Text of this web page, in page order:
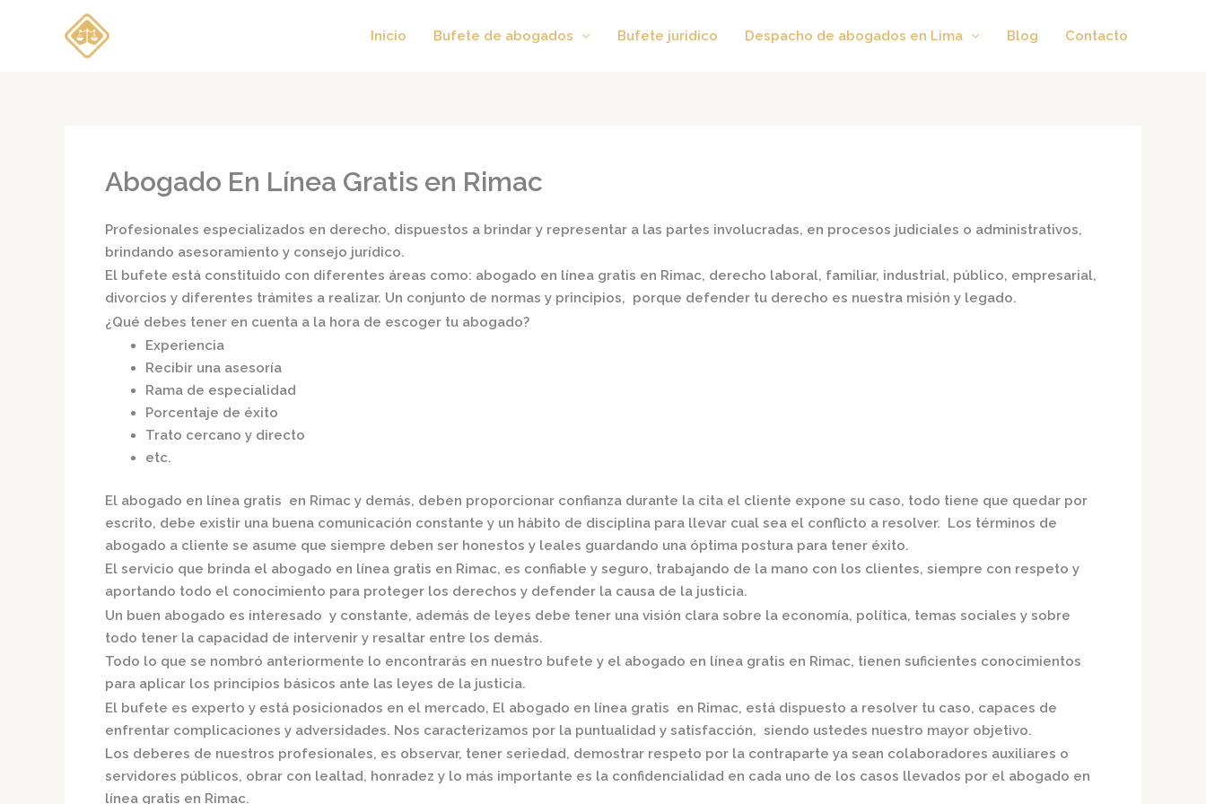
Inicio Bufete de abogados Bufete juridico Despacho de abogados en Lima Blog Contacto
Abogado En Línea Gratis en Rimac
Profesionales especializados en derecho, dispuestos a brindar y representar a las partes involucradas, en procesos judiciales o administrativos,
brindando asesoramiento y consejo jurídico.
El bufete está constituido con diferentes áreas como: abogado en línea gratis en Rimac, derecho laboral, familiar, industrial, público, empresarial,
divorcios y diferentes trámites a realizar. Un conjunto de normas y principios, porque defender tu derecho es nuestra misión y legado.
¿Qué debes tener en cuenta a la hora de escoger tu abogado?
Experiencia
Recibir una asesoría
Rama de especialidad
Porcentaje de éxito
Trato cercano y directo
etc.
El abogado en línea gratis en Rimac y demás, deben proporcionar confianza durante la cita el cliente expone su caso, todo tiene que quedar por
escrito, debe existir una buena comunicación constante y un hábito de disciplina para llevar cual sea el conflicto a resolver. Los términos de
abogado a cliente se asume que siempre deben ser honestos y leales guardando una óptima postura para tener éxito.
El servicio que brinda el abogado en línea gratis en Rimac, es confiable y seguro, trabajando de la mano con los clientes, siempre con respeto y
aportando todo el conocimiento para proteger los derechos y defender la causa de la justicia.
Un buen abogado es interesado y constante, además de leyes debe tener una visión clara sobre la economía, política, temas sociales y sobre
todo tener la capacidad de intervenir y resaltar entre los demás.
Todo lo que se nombró anteriormente lo encontrarás en nuestro bufete y el abogado en línea gratis en Rimac, tienen suficientes conocimientos
para aplicar los principios básicos ante las leyes de la justicia.
El bufete es experto y está posicionados en el mercado, El abogado en línea gratis en Rimac, está dispuesto a resolver tu caso, capaces de
enfrentar complicaciones y adversidades. Nos caracterizamos por la puntualidad y satisfacción, siendo ustedes nuestro mayor objetivo.
Los deberes de nuestros profesionales, es observar, tener seriedad, demostrar respeto por la contraparte ya sean colaboradores auxiliares o
servidores públicos, obrar con lealtad, honradez y lo más importante es la confidencialidad en cada uno de los casos llevados por el abogado en
línea gratis en Rimac.